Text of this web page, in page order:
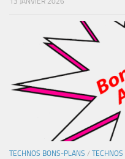
TECHNOS BONS-PLANS /